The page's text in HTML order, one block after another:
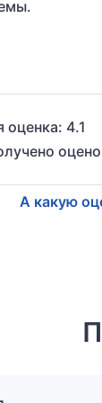
оценка: 4.1
А какую